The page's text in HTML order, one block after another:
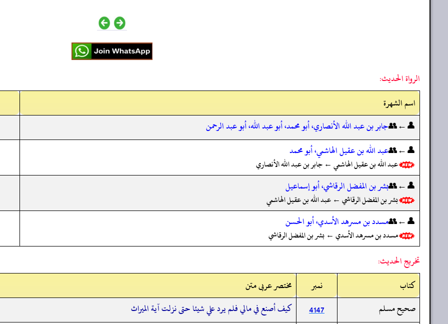
الرواة الحديث:
اسم الشهرة
👤←👥جابر بن عبد الله الأنصاري، أبو محمد، أبو عبد الله، أبو عبد الرحمن
👤←👥عبد الله بن عقيل الهاشمي، أبو محمد
عبد الله بن عقيل الهاشمي ← جابر بن عبد الله الأنصاري
👤←👥بشر بن المفضل الرقاشي، أبو إسماعيل
بشر بن المفضل الرقاشي ← عبد الله بن عقيل الهاشمي
👤←👥مسدد بن مسرهد الأسدي، أبو الحسن
مسدد بن مسرهد الأسدي ← بشر بن المفضل الرقاشي
تخريج الحديث:
کتاب
نمبر
مختصر عربی متن
صحيح مسلم
4147
كيف أصنع في مالي فلم يرد علي شيئا حتى نزلت آية الميراث